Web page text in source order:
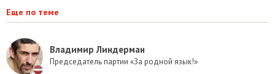
Еще по теме
Владимир Линдерман
Председатель партии «За родной язык!»